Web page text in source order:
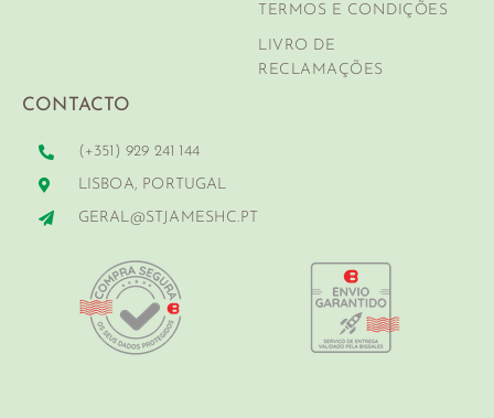
TERMOS E CONDIÇÕES
LIVRO DE
RECLAMAÇÕES
CONTACTO
(+351) 929 241 144
LISBOA, PORTUGAL
GERAL@STJAMESHC.PT